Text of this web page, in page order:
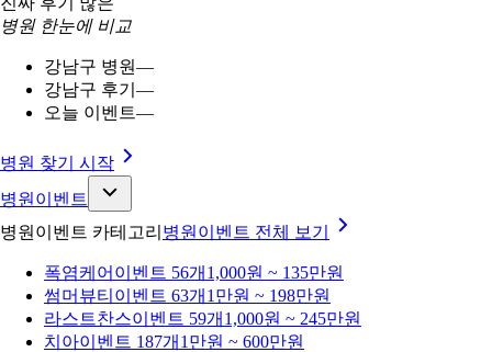
병원 한눈에 비교
강남구 병원—
강남구 후기 —
오늘 이벤트—
병원 찾기 시작
병원이벤트
병원이벤트 카테고리 병원이벤트 전체 보기
폭염케어 이벤트 56개 1,000원 ~ 135만원
썸머뷰티 이벤트 63개 1만원 ~ 198만원
라스트찬스이벤트 59개 1,000원 ~ 245만원
치아이벤트 187개 1만원 ~ 600만원